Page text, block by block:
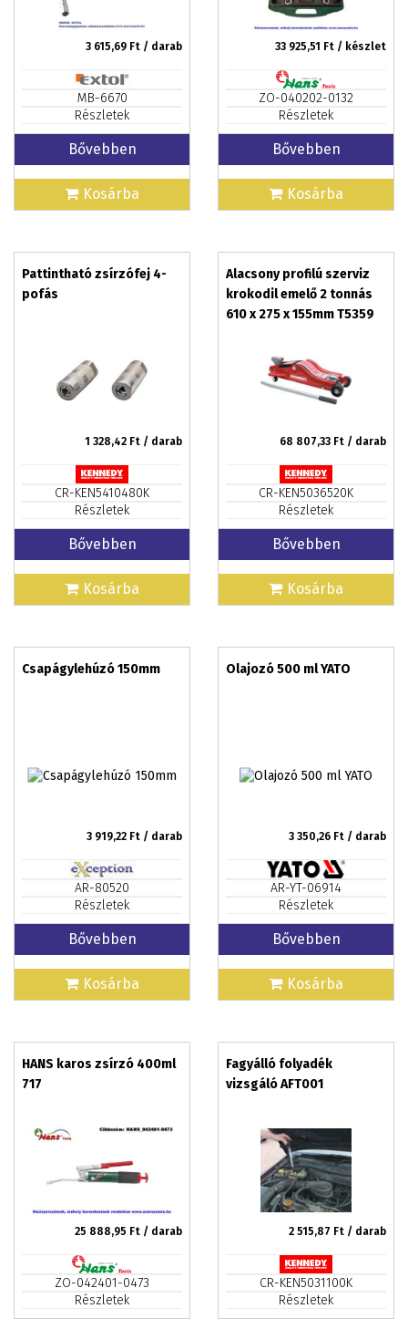
3 615,69 Ft / darab
MB-6670
Részletek
Bővebben
Kosárba
33 925,51 Ft / készlet
ZO-040202-0132
Részletek
Bővebben
Kosárba
Pattintható zsírzófej 4-
pofás
1 328,42 Ft / darab
CR-KEN5410480K
Részletek
Bővebben
Kosárba
Alacsony profilú szerviz
krokodil emelő 2 tonnás
610 x 275 x 155mm T5359
68 807,33 Ft / darab
CR-KEN5036520K
Részletek
Bővebben
Kosárba
Csapágylehúzó 150mm
3 919,22 Ft / darab
AR-80520
Részletek
Bővebben
Kosárba
Olajozó 500 ml YATO
3 350,26 Ft / darab
AR-YT-06914
Részletek
Bővebben
Kosárba
HANS karos zsírzó 400ml
717
25 888,95 Ft / darab
ZO-042401-0473
Részletek
Fagyálló folyadék
vizsgáló AFT001
2 515,87 Ft / darab
CR-KEN5031100K
Részletek